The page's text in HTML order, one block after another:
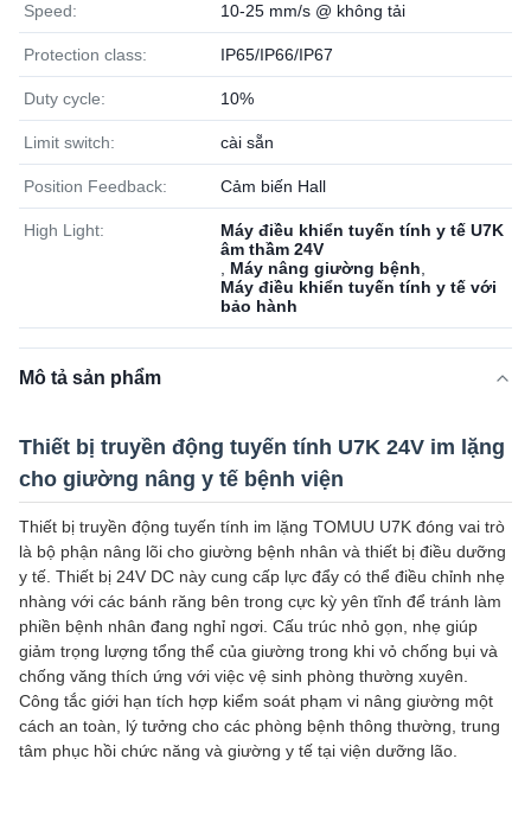
Speed: 10-25 mm/s @ không tải
Protection class: IP65/IP66/IP67
Duty cycle: 10%
Limit switch: cài sẵn
Position Feedback: Cảm biến Hall
High Light:
Máy điều khiển tuyến tính y tế U7K
âm thầm 24V
Máy nâng giường bệnh
Máy điều khiển tuyến tính y tế với
bảo hành
Mô tả sản phẩm
Thiết bị truyền động tuyến tính U7K 24V im lặng
cho giường nâng y tế bệnh viện
Thiết bị truyền động tuyến tính im lặng TOMUU U7K đóng vai trò
là bộ phận nâng lõi cho giường bệnh nhân và thiết bị điều dưỡng
y tế. Thiết bị 24V DC này cung cấp lực đẩy có thể điều chỉnh nhẹ
nhàng với các bánh răng bên trong cực kỳ yên tĩnh để tránh làm
phiền bệnh nhân đang nghỉ ngơi. Cấu trúc nhỏ gọn, nhẹ giúp
giảm trọng lượng tổng thể của giường trong khi vỏ chống bụi và
chống văng thích ứng với việc vệ sinh phòng thường xuyên.
Công tắc giới hạn tích hợp kiểm soát phạm vi nâng giường một
cách an toàn, lý tưởng cho các phòng bệnh thông thường, trung
tâm phục hồi chức năng và giường y tế tại viện dưỡng lão.